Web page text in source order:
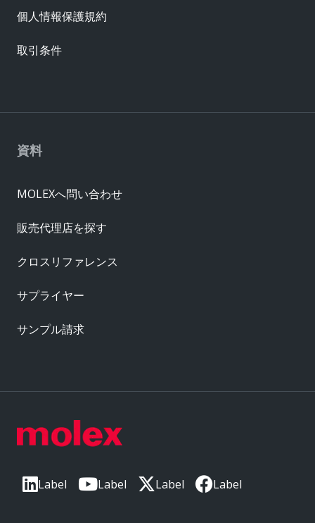
Label Label Label Label
資料
MOLEXへ問い合わせ
販売代理店を探す
クロスリファレンス
サプライヤー
サンプル請求
個人情報保護規約
取引条件